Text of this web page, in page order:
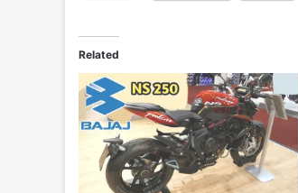
Related